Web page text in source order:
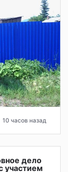
10 часов назад
дело
участием